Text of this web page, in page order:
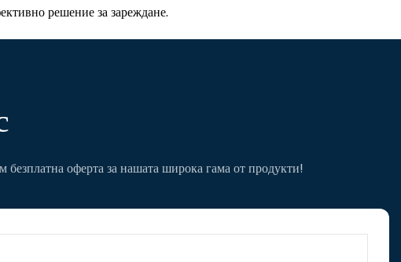
решение за зареждане.
оферта за нашата широка гама от продукти!